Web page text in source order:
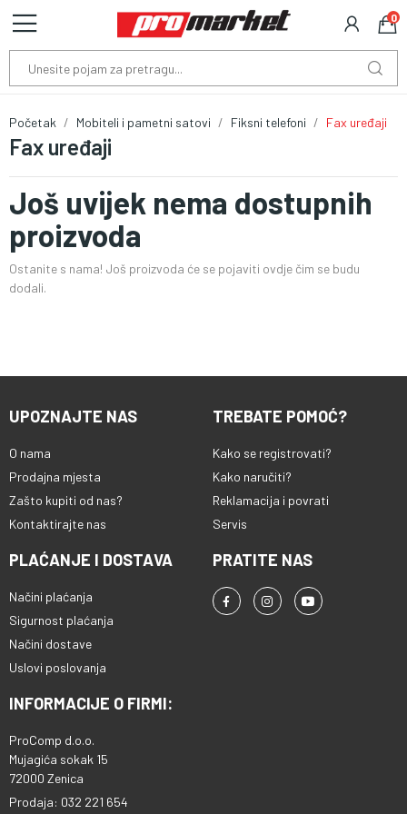
0
Fax uređaji
Početak Mobiteli i pametni satovi Fiksni telefoni Fax uređaji
Još uvijek nema dostupnih
proizvoda
Ostanite s nama! Još proizvoda će se pojaviti ovdje čim se budu
dodali.
UPOZNAJTE NAS
O nama
Prodajna mjesta
Zašto kupiti od nas?
Kontaktirajte nas
TREBATE POMOĆ?
Kako se registrovati?
Kako naručiti?
Reklamacija i povrati
Servis
PLAĆANJE I DOSTAVA
Načini plaćanja
Sigurnost plaćanja
Načini dostave
Uslovi poslovanja
PRATITE NAS
INFORMACIJE O FIRMI:
ProComp d.o.o.
Mujagića sokak 15
72000 Zenica
Prodaja: 032 221 654